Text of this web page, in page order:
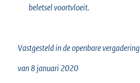
beletsel voortvloeit.
Vastgesteld in de openbare vergadering
van 8 januari 2020